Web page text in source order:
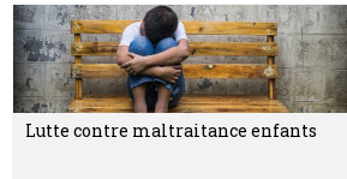
Lutte contre maltraitance enfants